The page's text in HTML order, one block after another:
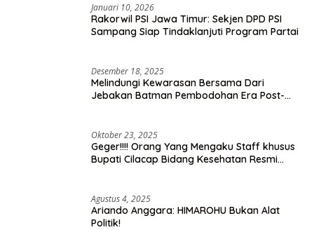
Januari 10, 2026
Rakorwil PSI Jawa Timur: Sekjen DPD PSI
Sampang Siap Tindaklanjuti Program Partai
Desember 18, 2025
Melindungi Kewarasan Bersama Dari
Jebakan Batman Pembodohan Era Post-
Oktober 23, 2025
Geger!!!! Orang Yang Mengaku Staff khusus
Bupati Cilacap Bidang Kesehatan Resmi
Agustus 4, 2025
Ariando Anggara: HIMAROHU Bukan Alat
Politik!